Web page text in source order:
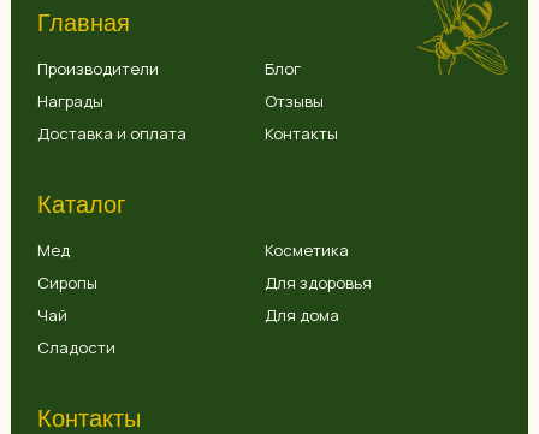
Главная
Производители
Награды
Отзывы
Блог
Доставка и оплата
Каталог
Мед
Сиропы
Чай
Сладости
Косметика
Для дома
Для здоровья
Контакты
Контакты